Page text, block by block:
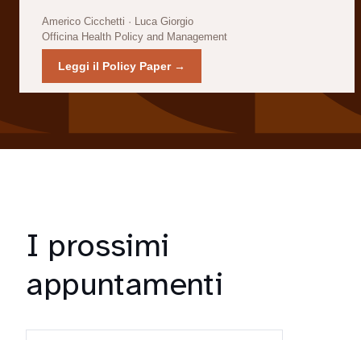
Americo Cicchetti · Luca Giorgio
Officina Health Policy and Management
Leggi il Policy Paper →
I prossimi
appuntamenti